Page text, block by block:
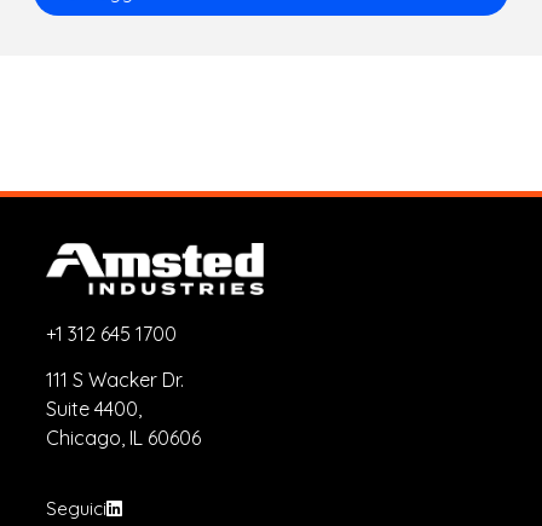
+1 312 645 1700
111 S Wacker Dr.
Suite 4400,
Chicago, IL 60606
Seguici